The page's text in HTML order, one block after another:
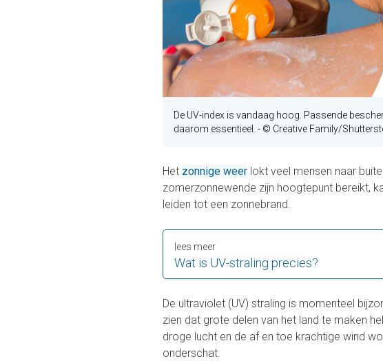
De UV-index is vandaag hoog. Passende
daarom essentieel. - © Creative Family/
Het zonnige weer lokt veel mensen naar
zomerzonnewende zijn hoogtepunt bereikt,
leiden tot een zonnebrand.
Wat is UV-straling precies?
lees meer
De ultraviolet (UV) straling is momenteel
zien dat grote delen van het land te maken
droge lucht en de af en toe krachtige wind
onderschat.